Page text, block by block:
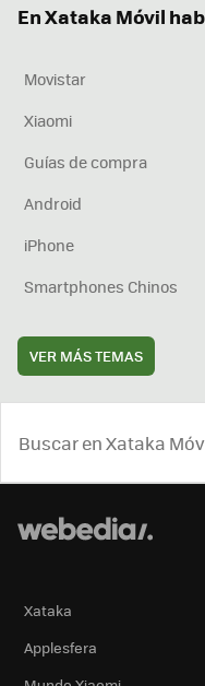
En Xataka Móvil
Movistar
Xiaomi
Guías de compra
Android
iPhone
Smartphones Chinos
VER MÁS TEMAS
Xataka
Applesfera